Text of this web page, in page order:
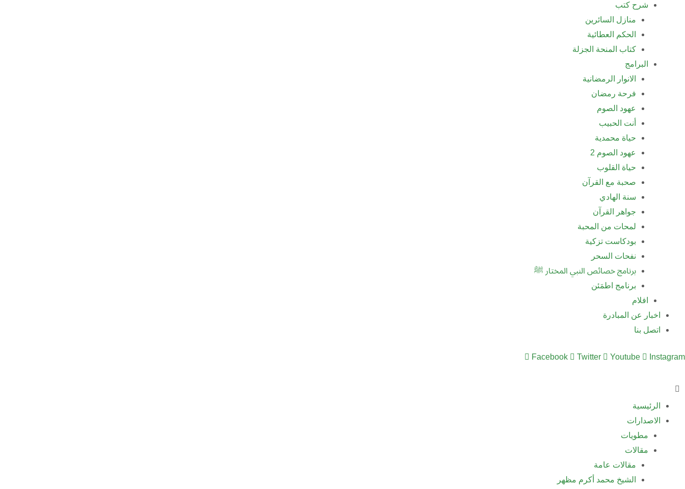
شرح كتب
منازل السائرين
الحكم العطائية
كتاب المنحة الجزلة
البرامج
الانوار الرمضانية
فرحة رمضان
عهود الصوم
أنت الحبيب
حياة محمدية
عهود الصوم 2
حياة القلوب
صحبة مع القرآن
سنة الهادي
جواهر القرآن
لمحات من المحبة
بودكاست تزكية
نفحات السحر
برنامج خصائص النبي المختار ﷺ
برنامج اطمَئن
افلام
اخبار عن المبادرة
اتصل بنا
Facebook Twitter Youtube Instagram
الرئيسية
الاصدارات
مطويات
مقالات
مقالات عامة
الشيخ محمد أكرم مظهر